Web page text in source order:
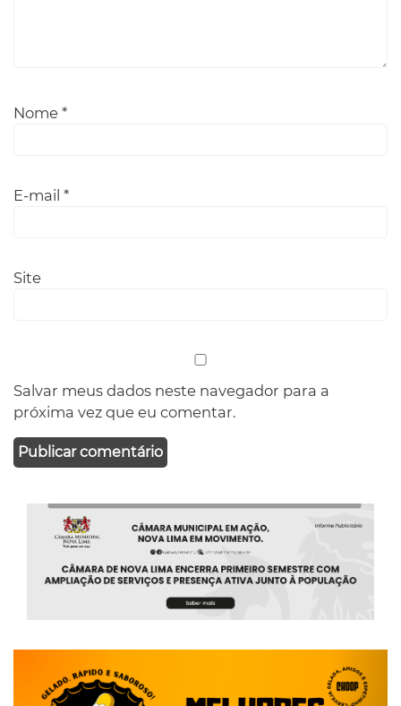
Nome *
E-mail *
Site
Salvar meus dados neste navegador para a
próxima vez que eu comentar.